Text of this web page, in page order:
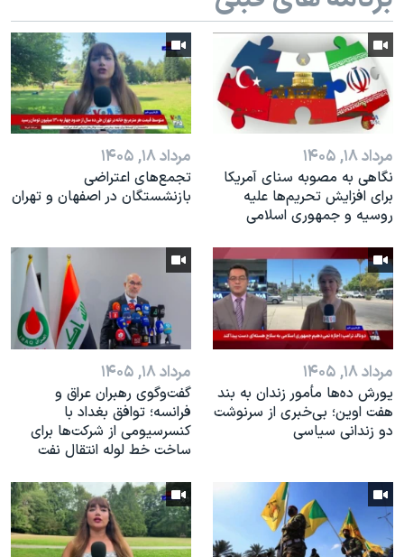
نرگس محمدی برنده جایزه نوبل صلح
همایش محافظه‌کاران آمریکا «سی‌پک»
صفحه‌های ویژه
سفر پرزیدنت ترامپ به چین
مرداد ۱۸, ۱۴۰۵
نگاهی به مصوبه سنای آمریکا
برای افزایش تحریم‌ها علیه
روسیه و جمهوری اسلامی
مرداد ۱۸, ۱۴۰۵
تجمع‌های اعتراضی
بازنشستگان در اصفهان و تهران
مرداد ۱۸, ۱۴۰۵
یورش ده‌ها مأمور زندان به بند
هفت اوین؛ بی‌خبری از سرنوشت
دو زندانی سیاسی
مرداد ۱۸, ۱۴۰۵
گفت‌وگوی رهبران عراق و
فرانسه؛ توافق بغداد با
کنسرسیومی از شرکت‌ها برای
ساخت خط لوله انتقال نفت